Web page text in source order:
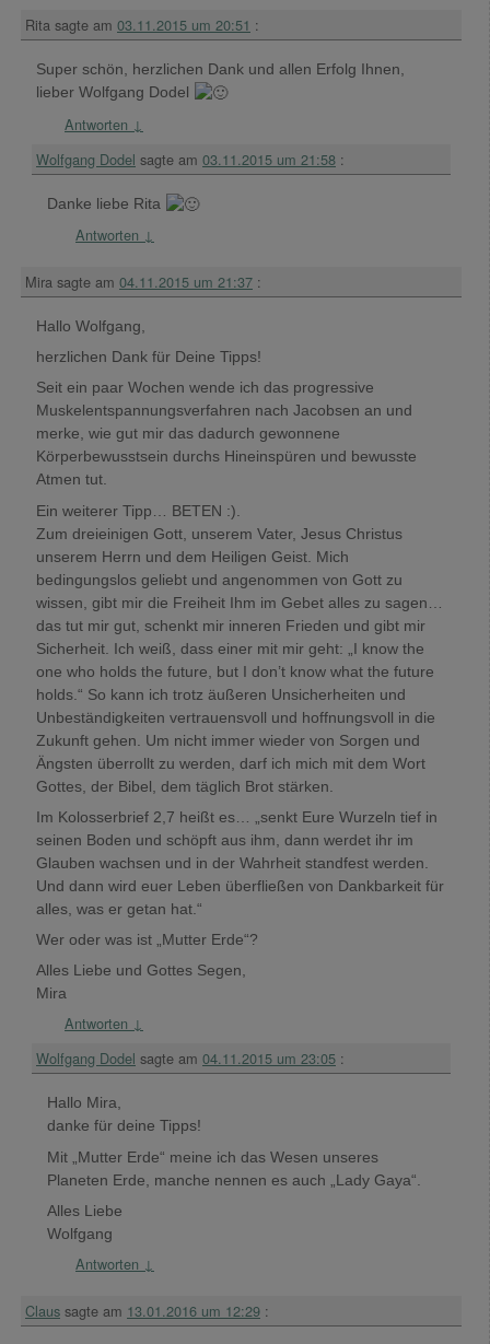
Rita sagte am 03.11.2015 um 20:51 :
Super schön, herzlichen Dank und allen Erfolg Ihnen,
lieber Wolfgang Dodel
Antworten ↓
Wolfgang Dodel sagte am 03.11.2015 um 21:58 :
Danke liebe Rita
Antworten ↓
Mira sagte am 04.11.2015 um 21:37 :
Hallo Wolfgang,
herzlichen Dank für Deine Tipps!
Seit ein paar Wochen wende ich das progressive
Muskelentspannungsverfahren nach Jacobsen an und
merke, wie gut mir das dadurch gewonnene
Körperbewusstsein durchs Hineinspüren und bewusste
Atmen tut.
Ein weiterer Tipp… BETEN :).
Zum dreieinigen Gott, unserem Vater, Jesus Christus
unserem Herrn und dem Heiligen Geist. Mich
bedingungslos geliebt und angenommen von Gott zu
wissen, gibt mir die Freiheit Ihm im Gebet alles zu sagen…
das tut mir gut, schenkt mir inneren Frieden und gibt mir
Sicherheit. Ich weiß, dass einer mit mir geht: „I know the
one who holds the future, but I don’t know what the future
holds.“ So kann ich trotz äußeren Unsicherheiten und
Unbeständigkeiten vertrauensvoll und hoffnungsvoll in die
Zukunft gehen. Um nicht immer wieder von Sorgen und
Ängsten überrollt zu werden, darf ich mich mit dem Wort
Gottes, der Bibel, dem täglich Brot stärken.
Im Kolosserbrief 2,7 heißt es… „senkt Eure Wurzeln tief in
seinen Boden und schöpft aus ihm, dann werdet ihr im
Glauben wachsen und in der Wahrheit standfest werden.
Und dann wird euer Leben überfließen von Dankbarkeit für
alles, was er getan hat.“
Wer oder was ist „Mutter Erde“?
Alles Liebe und Gottes Segen,
Mira
Antworten ↓
Wolfgang Dodel sagte am 04.11.2015 um 23:05 :
Hallo Mira,
danke für deine Tipps!
Mit „Mutter Erde“ meine ich das Wesen unseres
Planeten Erde, manche nennen es auch „Lady Gaya“.
Alles Liebe
Wolfgang
Antworten ↓
Claus sagte am 13.01.2016 um 12:29 :